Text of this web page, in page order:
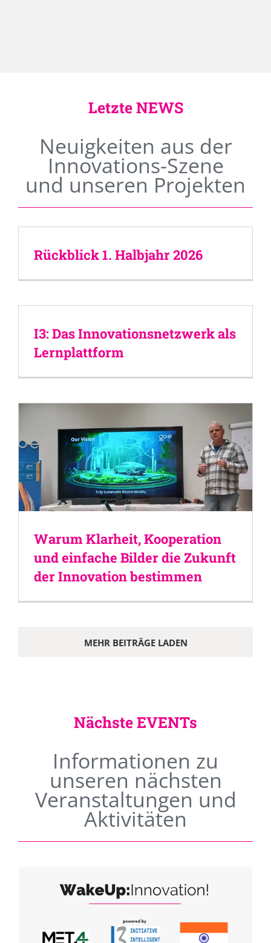
Letzte NEWS
Neuigkeiten aus der
Innovations-Szene
und unseren Projekten
Rückblick 1. Halbjahr 2026
I3: Das Innovationsnetzwerk als
Lernplattform
Warum Klarheit, Kooperation
und einfache Bilder die Zukunft
der Innovation bestimmen
MEHR BEITRÄGE LADEN
Nächste EVENTs
Informationen zu
unseren nächsten
Veranstaltungen und
Aktivitäten